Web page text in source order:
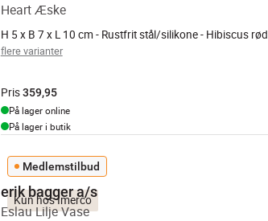
Heart Æske
H 5 x B 7 x L 10 cm - Rustfrit stål/silikone - Hibiscus rød
flere varianter
Pris 359,95
På lager online
På lager i butik
Kun hos Imerco
Medlemstilbud
erik bagger a/s
Eslau Lilje Vase